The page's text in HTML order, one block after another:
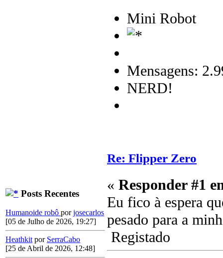
Posts Recentes
Humanoide robô porjosecarlos
[05 de Julho de 2026, 19:27]
Heathkit por SerraCabo
[25 de Abril de 2026, 12:48]
Mini Robot
Mensagens:
NERD!
Re: Flipper Zero
« Responder #1
Eu fico à espera
pesado para a
Registado